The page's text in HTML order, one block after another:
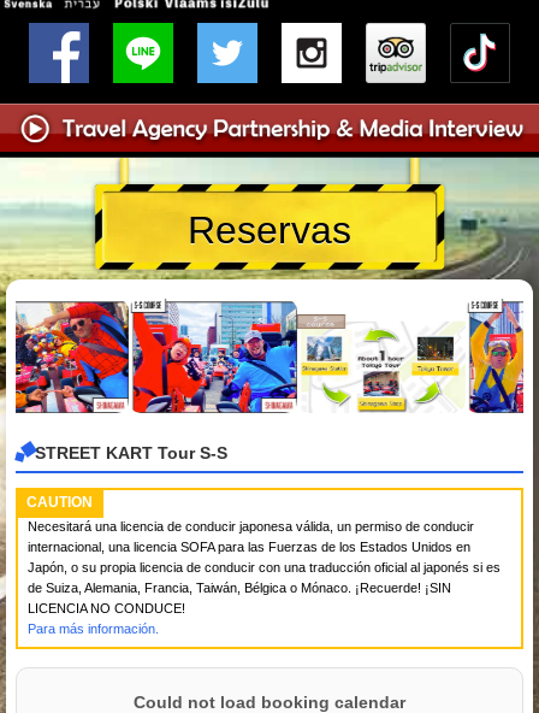
Reservas
STREET KART Tour S-S
CAUTION
Necesitará una licencia de conducir japonesa válida, un permiso de conducir
internacional, una licencia SOFA para las Fuerzas de los Estados Unidos en
Japón, o su propia licencia de conducir con una traducción oficial al japonés si es
de Suiza, Alemania, Francia, Taiwán, Bélgica o Mónaco. ¡Recuerde! ¡SIN
LICENCIA NO CONDUCE!
Para más información.
Could not load booking calendar